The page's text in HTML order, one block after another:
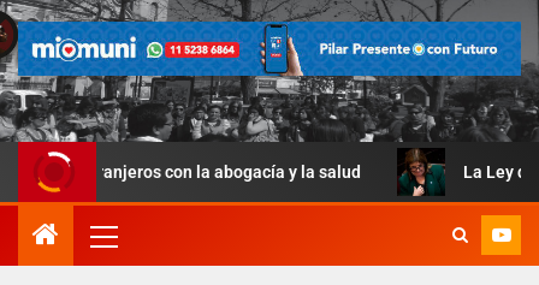
con la abogacía y la salud La Ley de Manejo del